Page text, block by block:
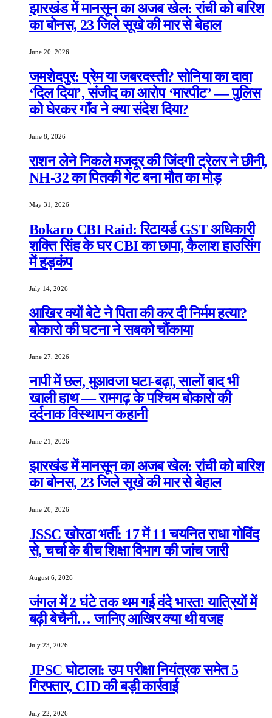
झारखंड में मानसून का अजब खेल: रांची को बारिश
का बोनस, 23 जिले सूखे की मार से बेहाल
June 20, 2026
जमशेदपुर: प्रेम या जबरदस्ती? सोनिया का दावा
‘दिल दिया’, संजीद का आरोप ‘मारपीट’ — पुलिस
को घेरकर गाँव ने क्या संदेश दिया?
June 8, 2026
राशन लेने निकले मजदूर की जिंदगी ट्रेलर ने छीनी,
NH-32 का पितकी गेट बना मौत का मोड़
May 31, 2026
Bokaro CBI Raid: रिटायर्ड GST अधिकारी
शक्ति सिंह के घर CBI का छापा, कैलाश हाउसिंग
में हड़कंप
July 14, 2026
आखिर क्यों बेटे ने पिता की कर दी निर्मम हत्या?
बोकारो की घटना ने सबको चौंकाया
June 27, 2026
नापी में छल, मुआवजा घटा-बढ़ा, सालों बाद भी
खाली हाथ — रामगढ़ के पश्चिम बोकारो की
दर्दनाक विस्थापन कहानी
June 21, 2026
झारखंड में मानसून का अजब खेल: रांची को बारिश
का बोनस, 23 जिले सूखे की मार से बेहाल
June 20, 2026
JSSC खोरठा भर्ती: 17 में 11 चयनित राधा गोविंद
से, चर्चा के बीच शिक्षा विभाग की जांच जारी
August 6, 2026
जंगल में 2 घंटे तक थम गई वंदे भारत! यात्रियों में
बढ़ी बेचैनी… जानिए आखिर क्या थी वजह
July 23, 2026
JPSC घोटाला: उप परीक्षा नियंत्रक समेत 5
गिरफ्तार, CID की बड़ी कार्रवाई
July 22, 2026